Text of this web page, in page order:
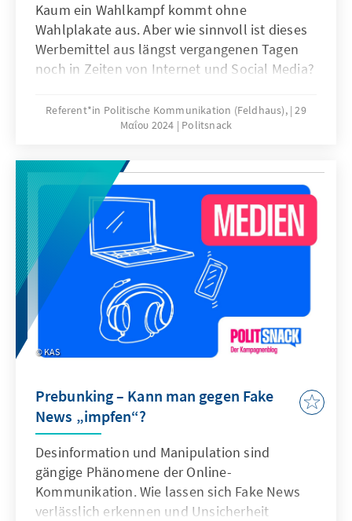
Kaum ein Wahlkampf kommt ohne
Wahlplakate aus. Aber wie sinnvoll ist dieses
Werbemittel aus längst vergangenen Tagen
noch in Zeiten von Internet und Social Media?
Referent*in Politische Kommunikation (Feldhaus), 29
Μαΐου 2024
Politsnack
KAS
Prebunking – Kann man gegen Fake
News „impfen“?
Desinformation und Manipulation sind
gängige Phänomene der Online-
Kommunikation. Wie lassen sich Fake News
verlässlich erkennen und Unsicherheit